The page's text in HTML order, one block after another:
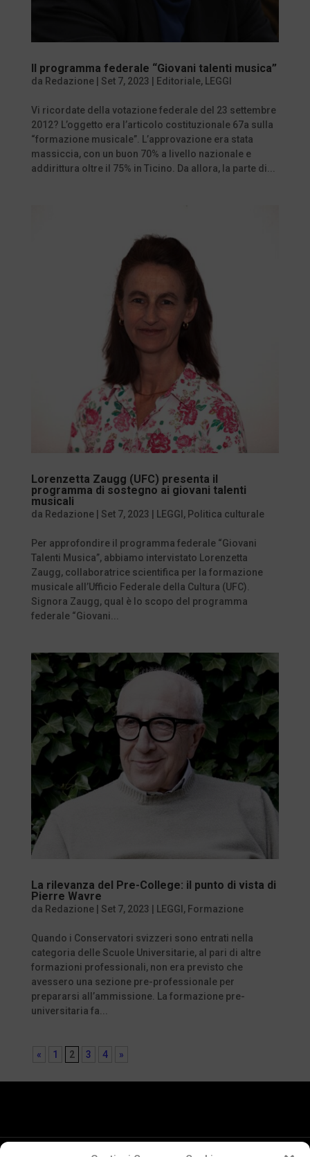
Il programma federale “Giovani talenti musica”
da Redazione| Set 7, 2023 Editoriale, LEGGI
Vi ricordate della votazione federale del 23 settembre
2012? L’oggetto era l’articolo costituzionale 67a sulla
“formazione musicale”. L’approvazione era stata
massiccia, con un buon 70% a livello nazionale e
addirittura oltre il 75% in Ticino. Da allora, la parte di...
Lorenzetta Zaugg (UFC) presenta il
programma di sostegno ai giovani talenti
musicali
da Redazione| Set 7, 2023 LEGGI , Politica culturale
Per approfondire il programma federale “Giovani
Talenti Musica”, abbiamo intervistato Lorenzetta
Zaugg, collaboratrice scientifica per la formazione
musicale all’Ufficio Federale della Cultura (UFC).
Signora Zaugg, qual è lo scopo del programma
federale “Giovani...
La rilevanza del Pre-College: il punto di vista di
Pierre Wavre
da Redazione| Set 7, 2023 LEGGI , Formazione
Quando i Conservatori svizzeri sono entrati nella
categoria delle Scuole Universitarie, al pari di altre
formazioni professionali, non era previsto che
avessero una sezione pre-professionale per
prepararsi all’ammissione. La formazione pre-
universitaria fa...
« 1 2 3 4 »